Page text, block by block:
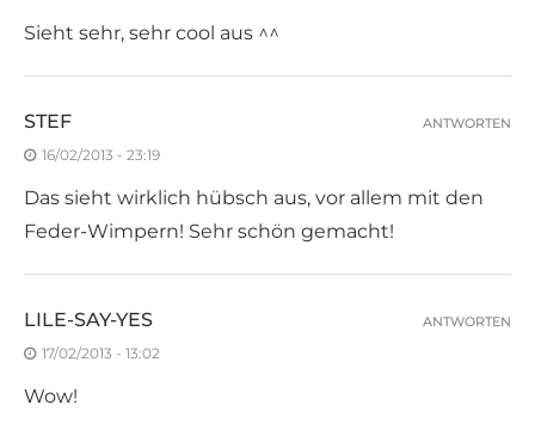
Sieht sehr, sehr cool aus ^^
STEF
16/02/2013 - 23:19
Das sieht wirklich hübsch aus, vor allem mit den
Feder-Wimpern! Sehr schön gemacht!
ANTWORTEN
LILE-SAY-YES
17/02/2013 - 13:02
Wow!
ANTWORTEN